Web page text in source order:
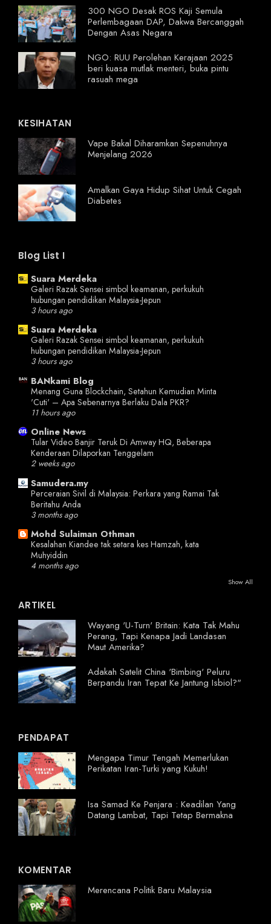
300 NGO Desak ROS Kaji Semula
Perlembagaan DAP, Dakwa Bercanggah
Dengan Asas Negara
NGO: RUU Perolehan Kerajaan 2025
beri kuasa mutlak menteri, buka pintu
rasuah mega
KESIHATAN
Vape Bakal Diharamkan Sepenuhnya
Menjelang 2026
Amalkan Gaya Hidup Sihat Untuk Cegah
Diabetes
Blog List I
Suara Merdeka
Galeri Razak Sensei simbol keamanan, perkukuh
hubungan pendidikan Malaysia-Jepun
3 hours ago
Suara Merdeka
Galeri Razak Sensei simbol keamanan, perkukuh
hubungan pendidikan Malaysia-Jepun
3 hours ago
BANkami Blog
Menang Guna Blockchain, Setahun Kemudian Minta
'Cuti' – Apa Sebenarnya Berlaku Dala PKR?
11 hours ago
Online News
Tular Video Banjir Teruk Di Amway HQ, Beberapa
Kenderaan Dilaporkan Tenggelam
2 weeks ago
Samudera.my
Perceraian Sivil di Malaysia: Perkara yang Ramai Tak
Beritahu Anda
3 months ago
Mohd Sulaiman Othman
Kesalahan Kiandee tak setara kes Hamzah, kata
Muhyiddin
4 months ago
Show All
ARTIKEL
Wayang 'U-Turn' Britain: Kata Tak Mahu
Perang, Tapi Kenapa Jadi Landasan
Maut Amerika?
Adakah Satelit China 'Bimbing' Peluru
Berpandu Iran Tepat Ke Jantung Isbiol?"
PENDAPAT
Mengapa Timur Tengah Memerlukan
Perikatan Iran-Turki yang Kukuh!
Isa Samad Ke Penjara : Keadilan Yang
Datang Lambat, Tapi Tetap Bermakna
KOMENTAR
Merencana Politik Baru Malaysia